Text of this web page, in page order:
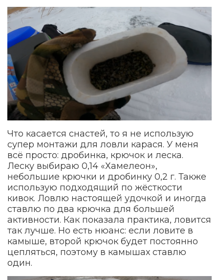
Что касается снастей, то я не использую
супер монтажи для ловли карася. У меня
всё просто: дробинка, крючок и леска.
Леску выбираю 0,14 «Хамелеон»,
небольшие крючки и дробинку 0,2 г. Также
использую подходящий по жёсткости
кивок. Ловлю настоящей удочкой и иногда
ставлю по два крючка для большей
активности. Как показала практика, ловится
так лучше. Но есть нюанс: если ловите в
камыше, второй крючок будет постоянно
цепляться, поэтому в камышах ставлю
один.